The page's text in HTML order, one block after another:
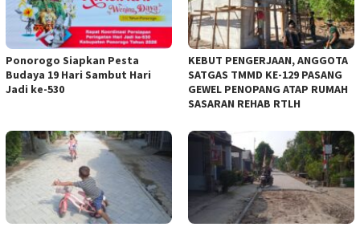
Ponorogo Siapkan Pesta
Budaya 19 Hari Sambut Hari
Jadi ke-530
KEBUT PENGERJAAN, ANGGOTA
SATGAS TMMD KE-129 PASANG
GEWEL PENOPANG ATAP RUMAH
SASARAN REHAB RTLH